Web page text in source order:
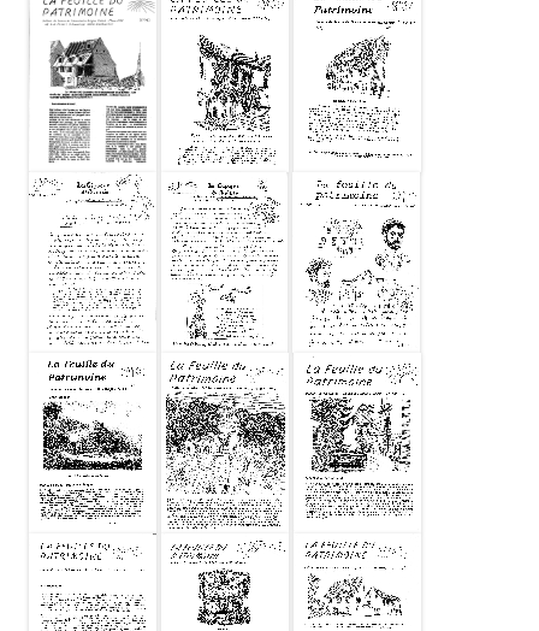
Feuille du
patrimoine
1996-01 N
Special
Feuille du
patrimoine
1995-12 N12
Feuille du
patrimoine
1995-04 N11
Feuille du
patrimoine
1995-03 N10
Feuille du
patrimoine
1995-02 N09
Feuille du
patrimoine
1994-12 N08
Feuille du
patrimoine
1994-11 N
Special
Feuille du
patrimoine
1994-04 N
Special
Feuille du
patrimoine
1994-02 N
Special